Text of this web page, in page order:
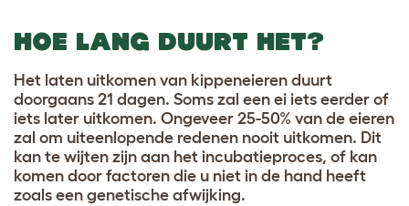
HOE LANG DUURT HET?
Het laten uitkomen van kippeneieren duurt
doorgaans 21 dagen. Soms zal een ei iets eerder of
iets later uitkomen. Ongeveer 25-50% van de eieren
zal om uiteenlopende redenen nooit uitkomen. Dit
kan te wijten zijn aan het incubatieproces, of kan
komen door factoren die u niet in de hand heeft
zoals een genetische afwijking.